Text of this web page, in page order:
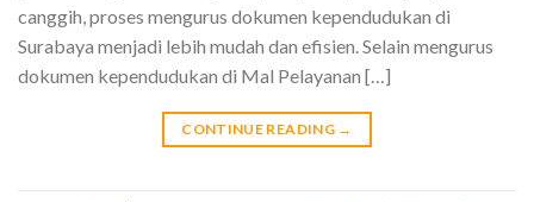
canggih, proses mengurus dokumen kependudukan di
Surabaya menjadi lebih mudah dan efisien. Selain mengurus
dokumen kependudukan di Mal Pelayanan […]
CONTINUE READING →